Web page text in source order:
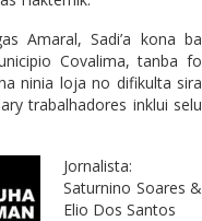
Amaral, Sadi’a kona ba
Covalima, tanba fo
ninia loja no difikulta sira
trabalhadores inklui selu
Jornalista:
Saturnino Soares &
Elio Dos Santos